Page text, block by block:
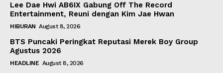
Lee Dae Hwi AB6IX Gabung Off The Record
Entertainment, Reuni dengan Kim Jae Hwan
HIBURAN August 8, 2026
BTS Puncaki Peringkat Reputasi Merek Boy Group
Agustus 2026
HEADLINE August 8, 2026